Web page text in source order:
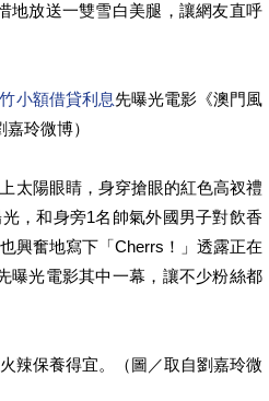
地放送一雙雪白美腿，讓網友直呼
小額借貸利息先曝光電影《澳門風
玲微博）
太陽眼睛，身穿搶眼的紅色高衩禮
，和身旁1名帥氣外國男子對飲香
興奮地寫下「Cherrs！」透露正在
曝光電影其中一幕，讓不少粉絲都
辣保養得宜。（圖／取自劉嘉玲微